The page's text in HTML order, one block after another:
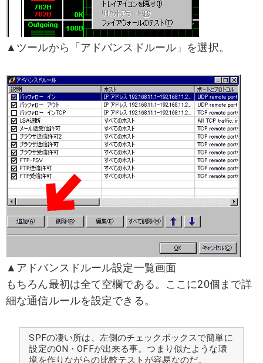
▲ツールから「アドバンスドルール」を選択。
▲アドバンスドルール設定一覧画面
もちろん最初は全て空欄である。ここに20個まで詳
細な通信ルールを設定できる。
SPFの凄い所は、左側のチェックボックスで簡単に
設定のON・OFFが出来る事。つまり似たような環
境を作りながらの比較テストが容易なのだ。